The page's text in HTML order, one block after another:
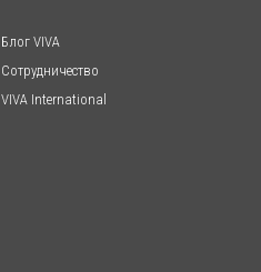
Блог VIVA
Сотрудничество
VIVA International